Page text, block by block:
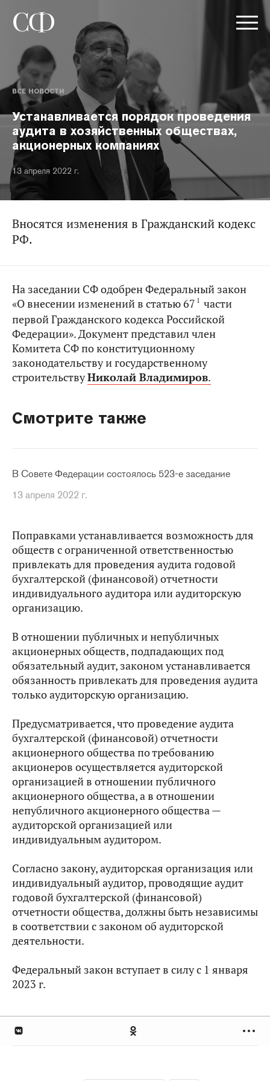
ВСЕ НОВОСТИ
Устанавливается порядок проведения
аудита в хозяйственных обществах,
акционерных компаниях
13 апреля 2022 г.
Вносятся изменения в Гражданский кодекс
РФ.
На заседании СФ одобрен Федеральный закон
«О внесении изменений в статью 67 1 части
первой Гражданского кодекса Российской
Федерации». Документ представил член
Комитета СФ по конституционному
законодательству и государственному
строительствуНиколай Владимиров.
Смотрите также
В Совете Федерации состоялось 523-е заседание
13 апреля 2022 г.
Поправками устанавливается возможность для
обществ с ограниченной ответственностью
привлекать для проведения аудита годовой
бухгалтерской (финансовой) отчетности
индивидуального аудитора или аудиторскую
организацию.
В отношении публичных и непубличных
акционерных обществ, подпадающих под
обязательный аудит, законом устанавливается
обязанность привлекать для проведения аудита
только аудиторскую организацию.
Предусматривается, что проведение аудита
бухгалтерской (финансовой) отчетности
акционерного общества по требованию
акционеров осуществляется аудиторской
организацией в отношении публичного
акционерного общества, а в отношении
непубличного акционерного общества —
аудиторской организацией или
индивидуальным аудитором.
Согласно закону, аудиторская организация или
индивидуальный аудитор, проводящие аудит
годовой бухгалтерской (финансовой)
отчетности общества, должны быть независимы
в соответствии с законом об аудиторской
деятельности.
Федеральный закон вступает в силу с 1 января
2023 г.